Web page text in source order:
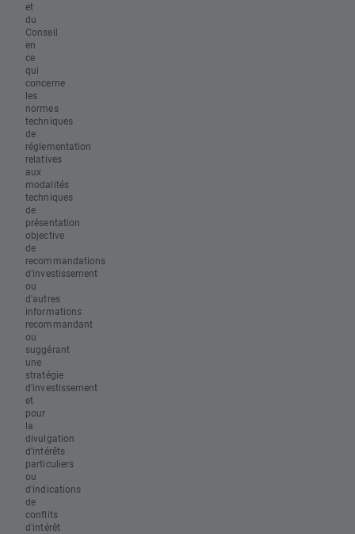
et
du
Conseil
en
ce
qui
concerne
les
normes
techniques
de
réglementation
relatives
aux
modalités
techniques
de
présentation
objective
de
recommandations
d'investissement
ou
d'autres
informations
recommandant
ou
suggérant
une
stratégie
d'investissement
et
pour
la
divulgation
d'intérêts
particuliers
ou
d'indications
de
conflits
d'intérêt